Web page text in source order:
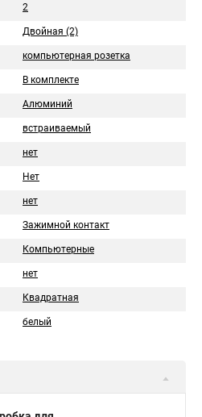
2
Двойная (2)
компьютерная розетка
В комплекте
Алюминий
встраиваемый
нет
Нет
нет
Зажимной контакт
Компьютерные
нет
Квадратная
белый